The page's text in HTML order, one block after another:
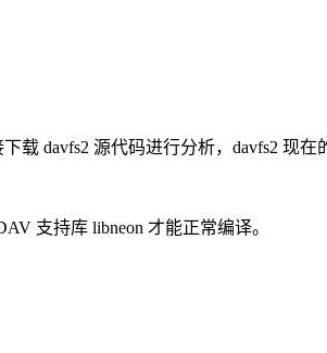
davfs2 源代码进行分析，davfs2 现在
支持库 libneon 才能正常编译。